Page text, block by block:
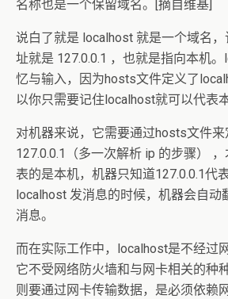
名称也是一个保留域名。[摘自维基]
说白了就是 localhost 就是一个域名
址就是 127.0.0.1 ，也就是指向本机
忆与输入，因为hosts文件定义了
以你只需要记住localhost就可以代表本
对机器来说，它需要通过hosts文件
127.0.0.1（多一次解析 ip 的步骤）
表的是本机，机器只知道127.0.0.1代
localhost 发消息的时候，机器会自动
消息。
而在实际工作中，localhost是不经过
它不受网络防火墙和与网卡相关的种
则要通过网卡传输数据，是必须依赖